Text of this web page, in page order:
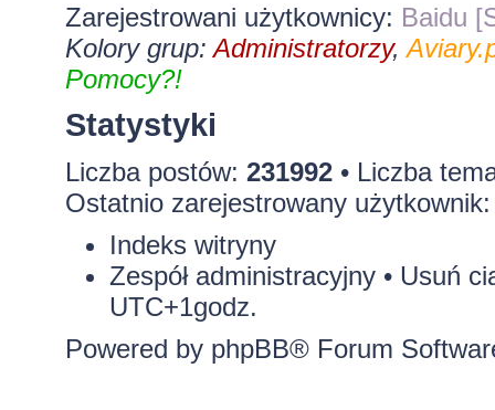
Zarejestrowani użytkownicy: Baidu
Kolory grup:Administratorzy,
Pomocy?!
Statystyki
Liczba postów: 231992• Liczba
Ostatnio zarejestrowany
Indeks witryny
Zespół administracyjny• Usuń
UTC+1godz.
Powered by phpBB® Forum